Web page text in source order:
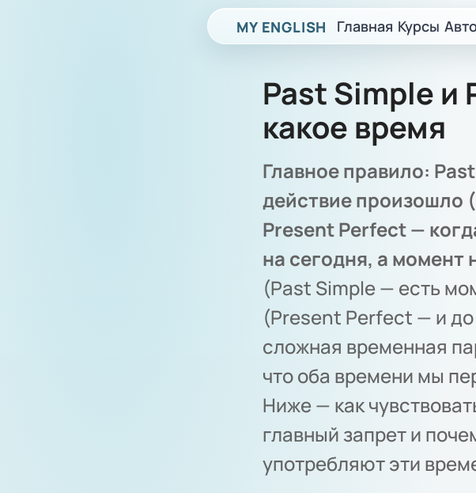
MY ENGLISH Главная Курсы
Past Simple и
какое время
Главное правило:
действие произошло
Present Perfect —
на сегодня, а момент
(Past Simple — есть
(Present Perfect — и
сложная временная
что оба времени мы
Ниже — как
главный запрет и
употребляют эти